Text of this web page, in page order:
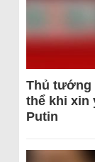
Thủ tướng
thể khi xin
Putin